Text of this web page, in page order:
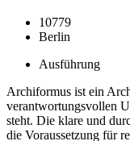
10779
Berlin
Ausführung
Archiformus ist ein
verantwortungsvollen
steht. Die klare und
die Voraussetzung für